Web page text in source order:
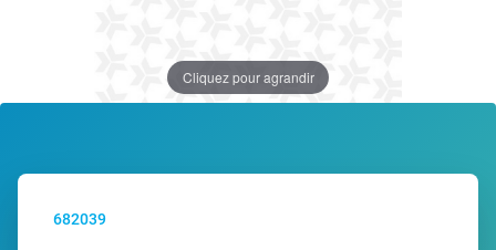
Cliquez pour agrandir
682039